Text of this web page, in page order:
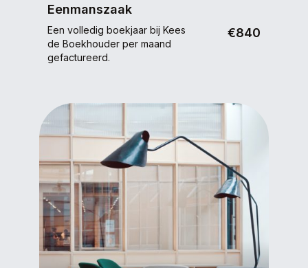
Eenmanszaak
Een volledig boekjaar bij Kees
de Boekhouderper maand
gefactureerd.
€840